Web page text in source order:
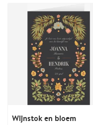
Wijnstok en bloem